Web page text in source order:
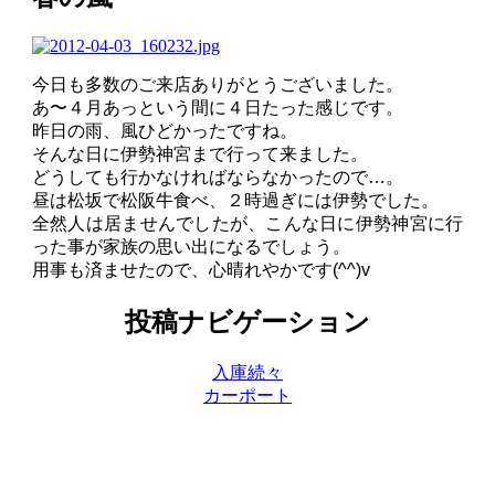
今日も多数のご来店ありがとうございました。
あ〜４月あっという間に４日たった感じです。
昨日の雨、風ひどかったですね。
そんな日に伊勢神宮まで行って来ました。
どうしても行かなければならなかったので…。
昼は松坂で松阪牛食べ、２時過ぎには伊勢でした。
全然人は居ませんでしたが、こんな日に伊勢神宮に行
った事が家族の思い出になるでしょう。
用事も済ませたので、心晴れやかです(^^)v
投稿ナビゲーション
入庫続々
カーポート